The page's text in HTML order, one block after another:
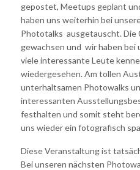
gepostet, Meetups geplant
haben uns weiterhin bei
Phototalks ausgetauscht. Die
gewachsen und wir haben
viele interessante Leute
wiedergesehen. Am tollen
unterhaltsamen Photowalks
interessanten
festhalten und somit steht
uns wieder ein fotografisch
Diese Veranstaltung ist
Bei unseren nächsten